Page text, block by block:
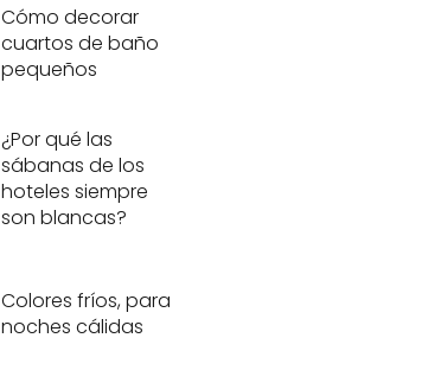
Cómo decorar
cuartos de baño
pequeños
¿Por qué las
sábanas de los
hoteles siempre
son blancas?
Colores fríos, para
noches cálidas